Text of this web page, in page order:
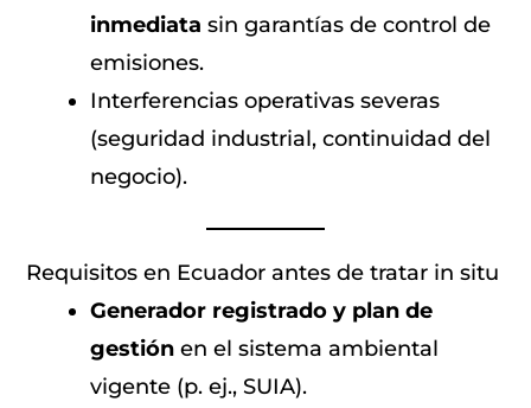
inmediata sin garantías de control de
emisiones.
Interferencias operativas severas
(seguridad industrial, continuidad del
negocio).
Requisitos en Ecuador antes de tratar in situ
Generador registrado y plan de
gestión en el sistema ambiental
vigente (p. ej., SUIA).